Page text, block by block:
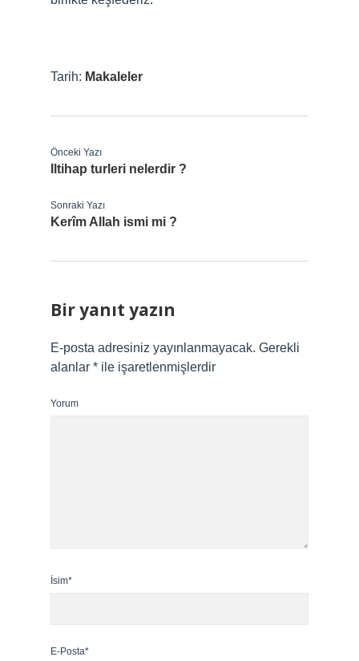
Tarih: Makaleler
Önceki Yazı
Iltihap turleri nelerdir ?
Sonraki Yazı
Kerîm Allah ismi mi ?
Bir yanıt yazın
E-posta adresiniz yayınlanmayacak. Gerekli
alanlar * ile işaretlenmişlerdir
Yorum
İsim*
E-Posta*